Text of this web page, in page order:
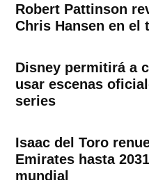
Robert Pattinson
Chris Hansen en el
Disney permitirá a
usar escenas
series
Isaac del Toro
Emirates hasta
mundial